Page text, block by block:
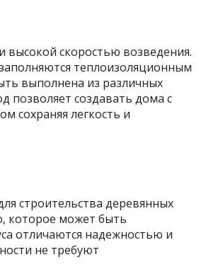
высокой скоростью возведения.
теплоизоляционным
выполнена из различных
позволяет создавать дома с
сохраняя легкость и
строительства деревянных
которое может быть
отличаются надежностью и
не требуют